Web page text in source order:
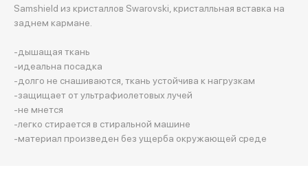
Samshield из кристаллов Swarovski, кристалльная вставка на
заднем кармане.
-дышащая ткань
-идеальна посадка
-долго не снашиваются, ткань устойчива к нагрузкам
-защищает от ультрафиолетовых лучей
-не мнется
-легко стирается в стиральной машине
-материал произведен без ущерба окружающей среде